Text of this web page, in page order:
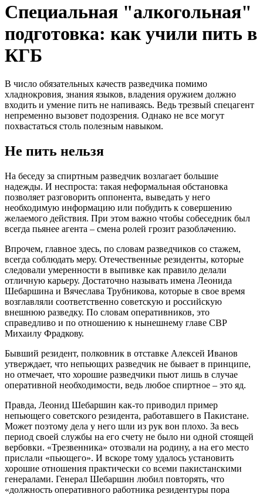
Специальная "алкогольная"
подготовка: как учили пить в
КГБ
В число обязательных качеств разведчика помимо
хладнокровия, знания языков, владения оружием должно
входить и умение пить не напиваясь. Ведь трезвый спецагент
непременно вызовет подозрения. Однако не все могут
похвастаться столь полезным навыком.
Не пить нельзя
На беседу за спиртным разведчик возлагает большие
надежды. И неспроста: такая неформальная обстановка
позволяет разговорить оппонента, выведать у него
необходимую информацию или побудить к совершению
желаемого действия. При этом важно чтобы собеседник был
всегда пьянее агента – смена ролей грозит разоблачению.
Впрочем, главное здесь, по словам разведчиков со стажем,
всегда соблюдать меру. Отечественные резиденты, которые
следовали умеренности в выпивке как правило делали
отличную карьеру. Достаточно называть имена Леонида
Шебаршина и Вячеслава Трубникова, которые в свое время
возглавляли соответственно советскую и российскую
внешнюю разведку. По словам оперативников, это
справедливо и по отношению к нынешнему главе СВР
Михаилу Фрадкову.
Бывший резидент, полковник в отставке Алексей Иванов
утверждает, что непьющих разведчик не бывает в принципе,
но отмечает, что хорошие разведчики пьют лишь в случае
оперативной необходимости, ведь любое спиртное – это яд.
Правда, Леонид Шебаршин как-то приводил пример
непьющего советского резидента, работавшего в Пакистане.
Может поэтому дела у него шли из рук вон плохо. За весь
период своей службы на его счету не было ни одной стоящей
вербовки. «Трезвенника» отозвали на родину, а на его место
прислали «пьющего». И вскоре тому удалось установить
хорошие отношения практически со всеми пакистанскими
генералами. Генерал Шебаршин любил повторять, что
«должность оперативного работника резидентуры пора